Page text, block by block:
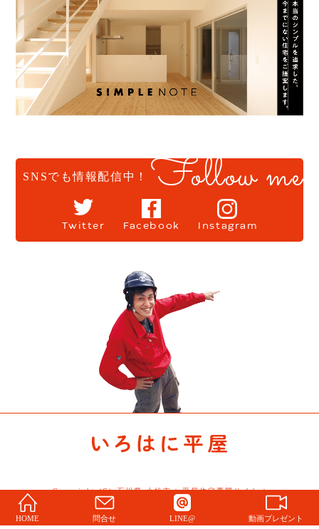
SNSでも情報配信中！ Follow me
Twitter Facebook Instagram
Copyright (C) 石川県 小松市 | 平屋住宅専門サイト |
Story All Rights Reserved.
HOME 問合せ LINE@ 動画プレゼント